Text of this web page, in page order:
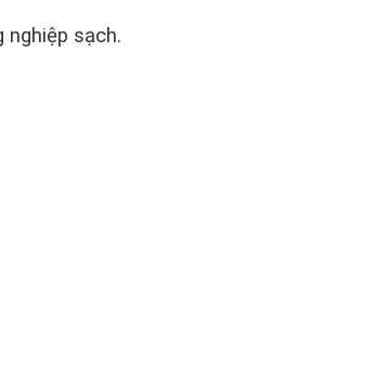
sạch.